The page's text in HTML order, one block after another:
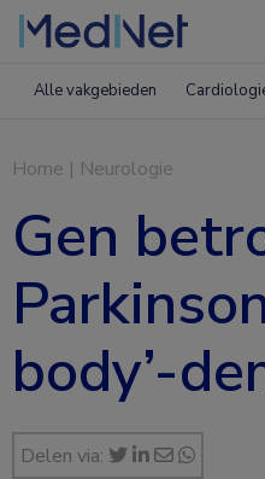
Alle vakgebieden
Home | Neurologie
Gen
body’-
Delen via: